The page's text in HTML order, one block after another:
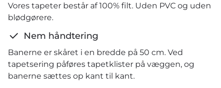
Vores tapeter består af 100% filt. Uden PVC og uden
blødgørere.
Nem håndtering
Banerne er skåret i en bredde på 50 cm. Ved
tapetsering påføres tapetklister på væggen, og
banerne sættes op kant til kant.